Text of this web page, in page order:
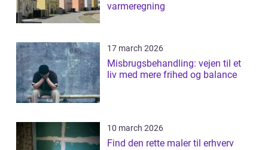
varmeregning
17 march 2026
Misbrugsbehandling: vejen til et
liv med mere frihed og balance
10 march 2026
Find den rette maler til erhverv